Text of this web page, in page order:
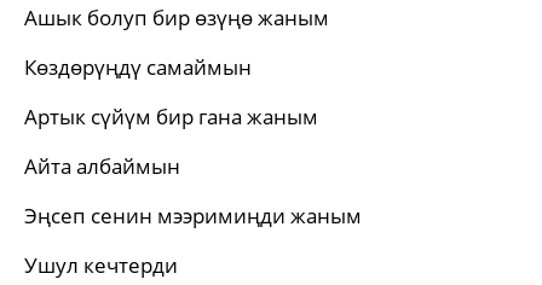
Ашык болуп бир өзүңө жаным
Көздөрүңдү самаймын
Артык сүйүм бир гана жаным
Айта албаймын
Эңсеп сенин мээримиңди жаным
Ушул кечтерди